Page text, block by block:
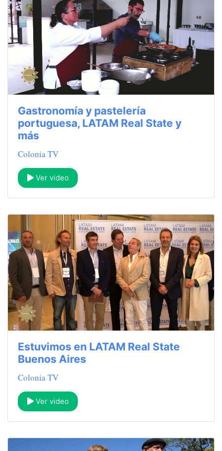
Gastronomía y pastelería
portuguesa, LATAM Real State y
más
Colonia TV
Ver video
Estuvimos en LATAM Real State
Buenos Aires
Colonia TV
Ver video